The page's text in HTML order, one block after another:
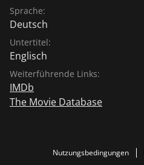
Sprache:
Deutsch
Untertitel:
Englisch
Weiterführende Links:
IMDb
The Movie Database
Nutzungsbedingungen